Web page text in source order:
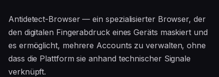
Antidetect-Browser — ein spezialisierter Browser, der
den digitalen Fingerabdruck eines Geräts maskiert und
es ermöglicht, mehrere Accounts zu verwalten, ohne
dass die Plattform sie anhand technischer Signale
verknüpft.